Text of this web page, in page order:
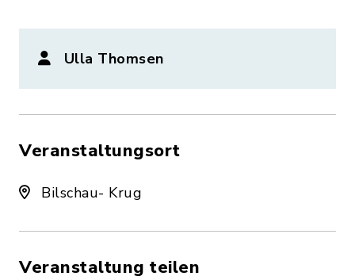
Ulla Thomsen
Veranstaltungsort
Bilschau- Krug
Veranstaltung teilen